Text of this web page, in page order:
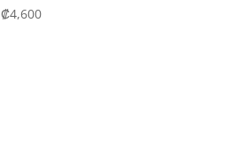
₡4,600